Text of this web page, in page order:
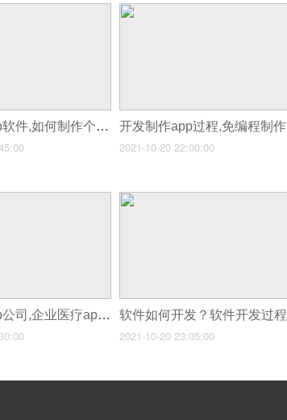
开发制作app软件,如何制作个人app软件
2021-10-20 22:00:00
开发医疗app公司,企业医疗app开发公司
2021-10-20 23:05:00